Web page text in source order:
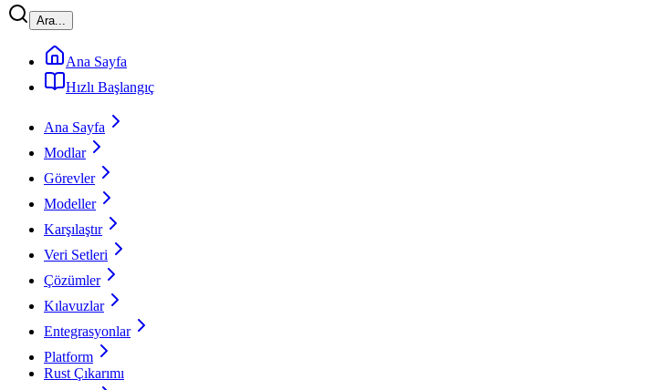
Ara...
Ana Sayfa
Hızlı Başlangıç
Ana Sayfa
Modlar
Görevler
Modeller
Karşılaştır
Veri Setleri
Çözümler
Kılavuzlar
Entegrasyonlar
Platform
Rust Çıkarımı